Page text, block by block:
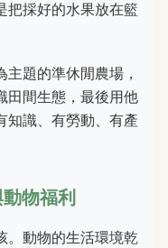
把採好的水果放在籃
題的準休閒農場，
田間生態，最後用他
知識、有勞動、有產
物福利
。動物的生活環境乾